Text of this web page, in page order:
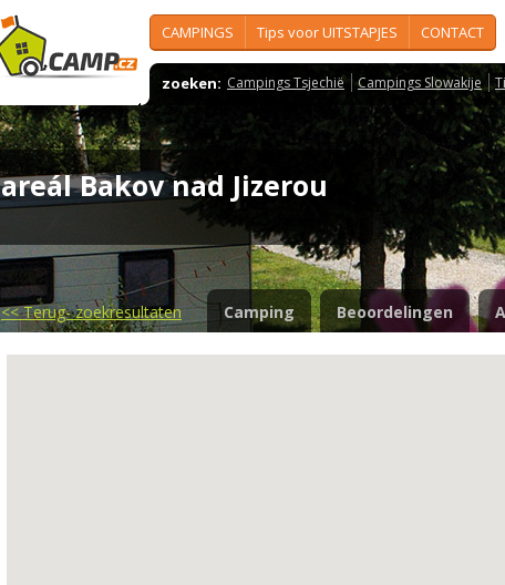
CAMPINGS Tips voor UITSTAPJES CONTACT
zoeken: Campings Tsjechië Campings Slowakije
areál Bakov nad Jizerou
<<Terug- zoekresultaten Camping Beoordelingen